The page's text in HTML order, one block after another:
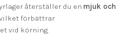
återställer du en mjuk och
förbättrar
vid körning.